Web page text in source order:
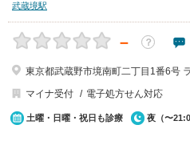
武蔵境駅
－ ？
東京都武蔵野市境南町二丁目1番6号
マイナ受付
電子処方せん対応
土曜・日曜・祝日も診療 夜（〜